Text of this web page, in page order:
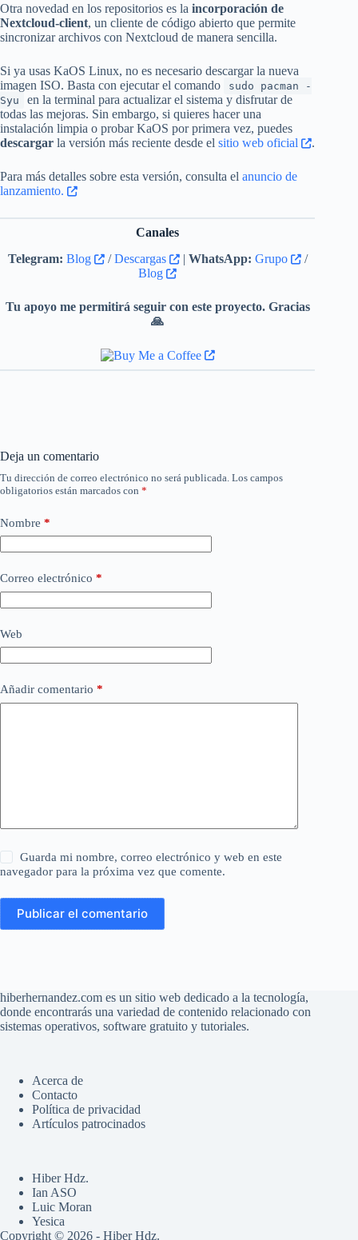
Otra novedad en los repositorios es la incorporación de
Nextcloud-client, un cliente de código abierto que permite
sincronizar archivos con Nextcloud de manera sencilla.
Si ya usas KaOS Linux, no es necesario descargar la nueva
imagen ISO. Basta con ejecutar el comando
sudo pacman -
Syu
en la terminal para actualizar el sistema y disfrutar de
todas las mejoras. Sin embargo, si quieres hacer una
instalación limpia o probar KaOS por primera vez, puedes
descargar la versión más reciente desde el sitio web oficial .
Para más detalles sobre esta versión, consulta el anuncio de
lanzamiento.
Canales
Telegram: Blog /Descargas | WhatsApp: Grupo
/
Blog
Tu apoyo me permitirá seguir con este proyecto. Gracias
🙏
Deja un comentario
Tu dirección de correo electrónico no será publicada. Los campos
obligatorios están marcados con *
Nombre *
Correo electrónico *
Web
Añadir comentario *
Guarda mi nombre, correo electrónico y web en este
navegador para la próxima vez que comente.
Publicar el comentario
hiberhernandez.com es un sitio web dedicado a la tecnología,
donde encontrarás una variedad de contenido relacionado con
sistemas operativos, software gratuito y tutoriales.
Acerca de
Contacto
Política de privacidad
Artículos patrocinados
Hiber Hdz.
Ian ASO
Luic Moran
Yesica
Copyright © 2026 - Hiber Hdz.